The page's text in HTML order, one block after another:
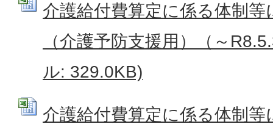
介護給付費算定に係る体制等
（介護予防支援用）（～
ル: 329.0KB)
介護給付費算定に係る体制等